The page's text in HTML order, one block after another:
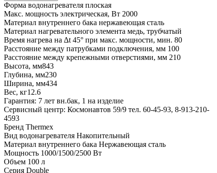
Форма водонагревателя плоская
Макс. мощность электрическая, Вт 2000
Материал внутреннего бака нержавеющая сталь
Материал нагревательного элемента медь, трубчатый
Время нагрева на ∆t 45° при макс. мощности, мин. 80
Расстояние между патрубками подключения, мм 100
Расстояние между крепежными отверстиями, мм 210
Высота, мм843
Глубина, мм230
Ширина, мм434
Вес, кг12.6
Гарантия: 7 лет вн.бак, 1 на изделие
Сервисный центр: Космонавтов 59/9 тел. 60-45-93, 8-913-210-
4593
Бренд Thermex
Вид водонагревателя Накопительный
Материал внутреннего бака Нержавеющая сталь
Мощность 1000/1500/2500 Вт
Объем 100 л
Серия Double